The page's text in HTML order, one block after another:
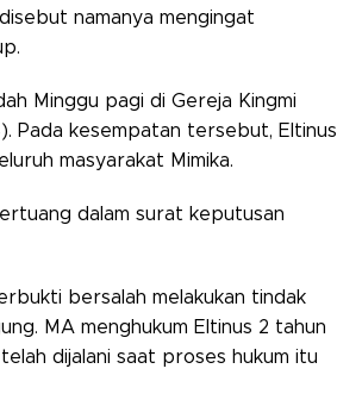
namanya mengingat
Minggu pagi di Gereja Kingmi
Pada kesempatan tersebut, Eltinus
masyarakat Mimika.
dalam surat keputusan
bersalah melakukan tindak
MA menghukum Eltinus 2 tahun
dijalani saat proses hukum itu